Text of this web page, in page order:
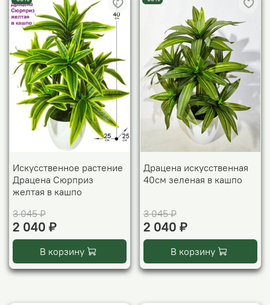
Искусственное растение
Драцена Сюрприз
желтая в кашпо
3 045 ₽
2 040 ₽
В корзину
Драцена искусственная
40см зеленая в кашпо
3 045 ₽
2 040 ₽
В корзину